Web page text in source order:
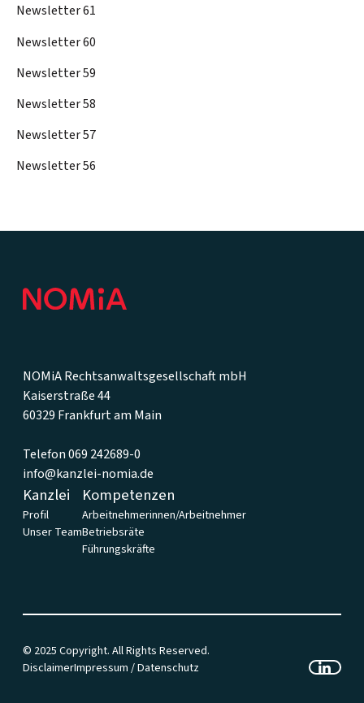
Newsletter 61
Newsletter 60
Newsletter 59
Newsletter 58
Newsletter 57
Newsletter 56
NOMiA Rechtsanwaltsgesellschaft mbH
Kaiserstraße 44
60329 Frankfurt am Main
Telefon 069 242689-0
info@kanzlei-nomia.de
Kanzlei
Profil
Unser Team
Kompetenzen
Arbeitnehmerinnen/Arbeitnehmer
Betriebsräte
Führungskräfte
© 2025 Copyright. All Rights Reserved.
DisclaimerImpressum / Datenschutz